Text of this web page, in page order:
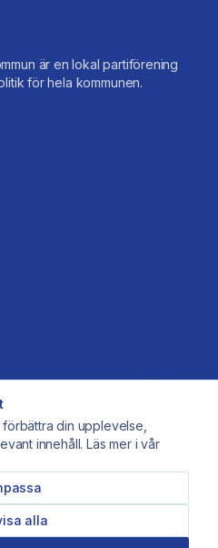
din upplevelse,
innehåll. Läs mer i vår
alla
är en lokal partiförening
för hela kommunen.
kommun